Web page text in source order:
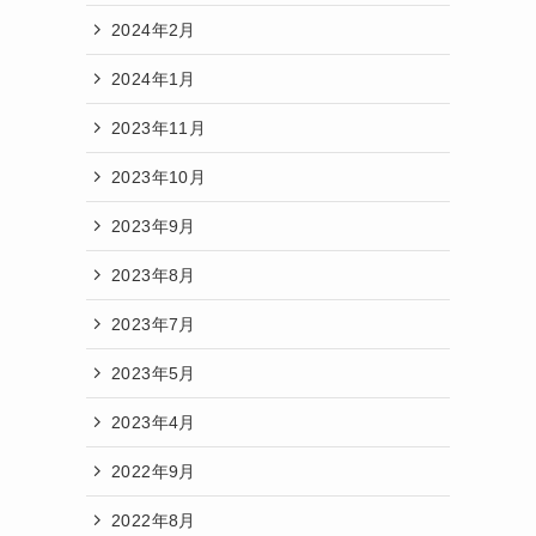
2024年2月
2024年1月
2023年11月
2023年10月
2023年9月
2023年8月
2023年7月
2023年5月
2023年4月
2022年9月
2022年8月